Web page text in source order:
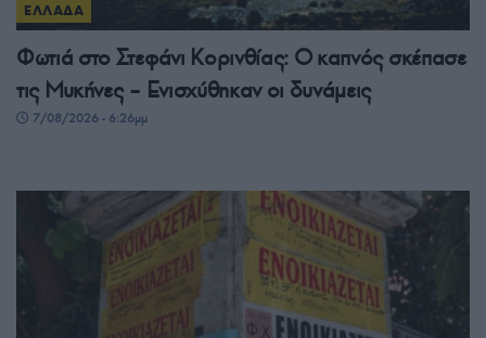
ΕΛΛΑΔΑ
Φωτιά στο Στεφάνι Κορινθίας: Ο καπνός σκέπασε
τις Μυκήνες – Ενισχύθηκαν οι δυνάμεις
7/08/2026 - 6:26μμ